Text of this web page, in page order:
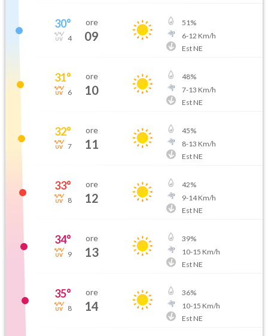
30°
4
ore
09
51%
6-12 Km/h
Est NE
31°
6
ore
10
48%
7-13 Km/h
Est NE
32°
7
ore
11
45%
8-13 Km/h
Est NE
33°
8
ore
12
42%
9-14Km/h
Est NE
34°
9
ore
13
39%
10-15 Km/h
Est NE
35°
8
ore
14
36%
10-15 Km/h
Est NE